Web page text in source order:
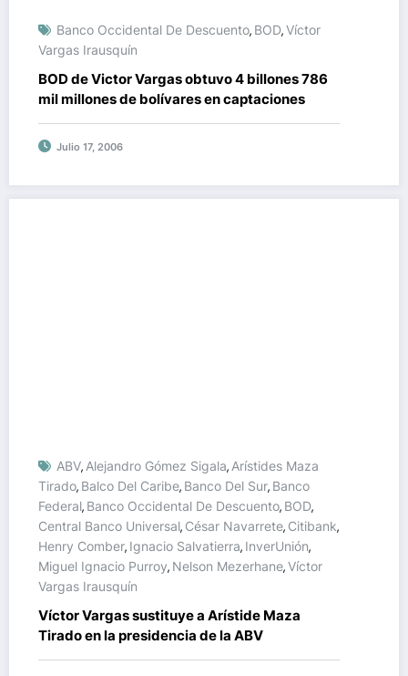
Banco Occidental De Descuento, BOD,Víctor
Vargas Irausquín
BOD de Victor Vargas obtuvo 4 billones 786
mil millones de bolívares en captaciones
Julio 17, 2006
ABV, Alejandro Gómez Sigala, Arístides Maza
Tirado, Balco Del Caribe, Banco Del Sur, Banco
Federal, Banco Occidental De Descuento, BOD,
Central Banco Universal, César Navarrete, Citibank,
Henry Comber, Ignacio Salvatierra, InverUnión,
Miguel Ignacio Purroy, Nelson Mezerhane,Víctor
Vargas Irausquín
Víctor Vargas sustituye a Arístide Maza
Tirado en la presidencia de la ABV